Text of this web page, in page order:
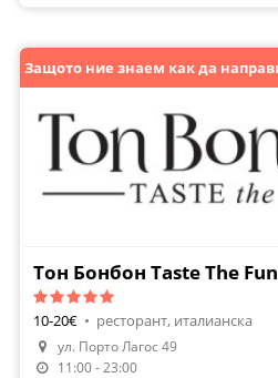
Направи Резервация
Тон Бонбон Taste The Fun
10-20€ • ресторант, италианска
ул. Порто Лагос 49
11:00 - 23:00